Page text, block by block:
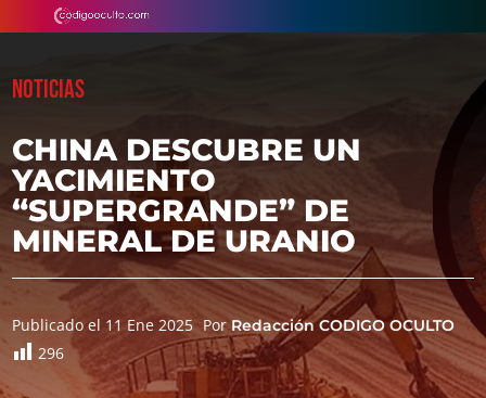
NOTICIAS
CHINA DESCUBRE UN
YACIMIENTO
“SUPERGRANDE” DE
MINERAL DE URANIO
Publicado el 11 Ene 2025 Por Redacción CODIGO OCULTO
296